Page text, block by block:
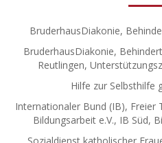
BruderhausDiakonie,
BruderhausDiakonie,
Reutlingen,
Hilfe zur Selbsthilfe
Internationaler Bund (IB), Freier
Bildungsarbeit e.V., IB Süd,